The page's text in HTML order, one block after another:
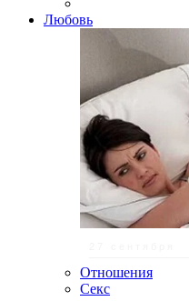
Любовь
Отношения
Секс